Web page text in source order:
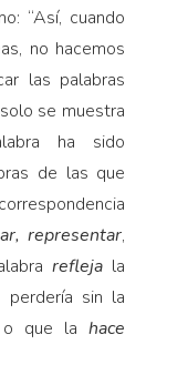
“Así, cuando
no hacemos
las palabras
se muestra
ha sido
de las que
representar,
refleja la
sin la
o que lahace